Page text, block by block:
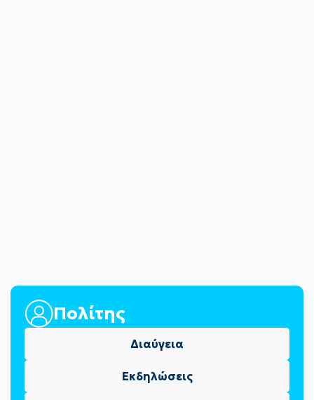
Πολίτης
Διαύγεια
Εκδηλώσεις